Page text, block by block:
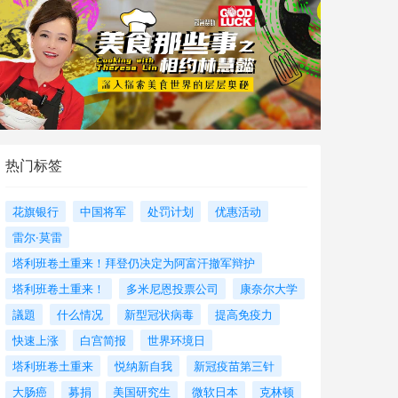
热门标签
花旗银行 中国将军 处罚计划
优惠活动
雷尔·莫雷
塔利班卷土重来！拜登仍决定为阿富汗撤军辩护
塔利班卷土重来！
多米尼恩投票公司
康奈尔大学
議題
什么情况 新型冠状病毒
提高免疫力
快速上涨
白宫简报
世界环境日
塔利班卷土重来
悦纳新自我
新冠疫苗第三针
大肠癌
募捐 美国研究生 微软日本 克林顿